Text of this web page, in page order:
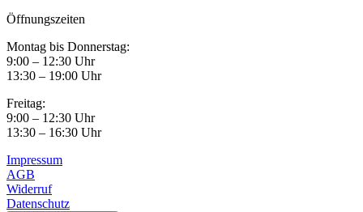
Öffnungszeiten
Montag bis Donnerstag:
9:00 – 12:30 Uhr
13:30 – 19:00 Uhr
Freitag:
9:00 – 12:30 Uhr
13:30 – 16:30 Uhr
Impressum
AGB
Widerruf
Datenschutz